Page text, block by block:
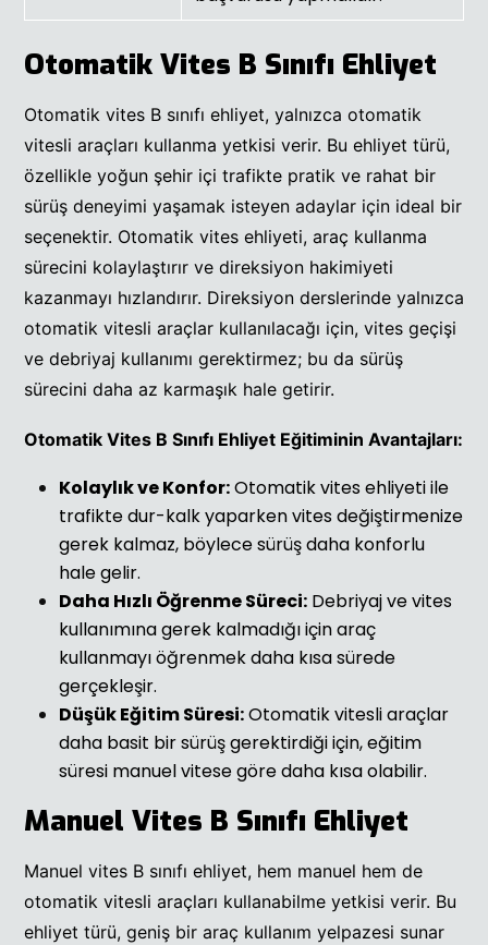
Otomatik Vites B Sınıfı Ehliyet
Otomatik vites B sınıfı ehliyet, yalnızca otomatik
vitesli araçları kullanma yetkisi verir. Bu ehliyet türü,
özellikle yoğun şehir içi trafikte pratik ve rahat bir
sürüş deneyimi yaşamak isteyen adaylar için ideal bir
seçenektir. Otomatik vites ehliyeti, araç kullanma
sürecini kolaylaştırır ve direksiyon hakimiyeti
kazanmayı hızlandırır. Direksiyon derslerinde yalnızca
otomatik vitesli araçlar kullanılacağı için, vites geçişi
ve debriyaj kullanımı gerektirmez; bu da sürüş
sürecini daha az karmaşık hale getirir.
Otomatik Vites B Sınıfı Ehliyet Eğitiminin Avantajları:
Kolaylık ve Konfor:Otomatik vites ehliyeti ile
trafikte dur-kalk yaparken vites değiştirmenize
gerek kalmaz, böylece sürüş daha konforlu
hale gelir.
Daha Hızlı Öğrenme Süreci: Debriyaj ve vites
kullanımına gerek kalmadığı için araç
kullanmayı öğrenmek daha kısa sürede
gerçekleşir.
Düşük Eğitim Süresi:Otomatik vitesli araçlar
daha basit bir sürüş gerektirdiği için, eğitim
süresi manuel vitese göre daha kısa olabilir.
Manuel Vites B Sınıfı Ehliyet
Manuel vites B sınıfı ehliyet, hem manuel hem de
otomatik vitesli araçları kullanabilme yetkisi verir. Bu
ehliyet türü, geniş bir araç kullanım yelpazesi sunar